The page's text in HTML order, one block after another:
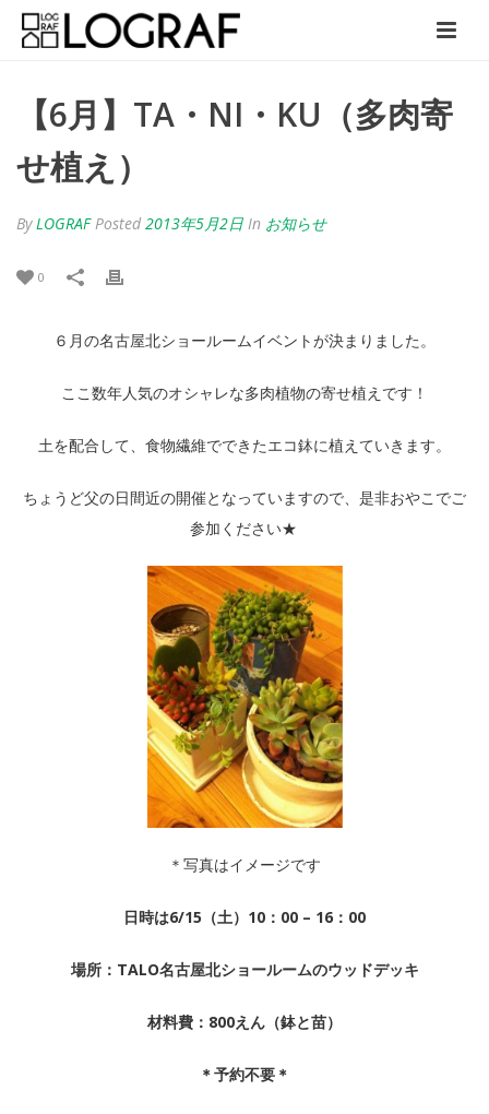
【6月】TA・NI・KU（多肉寄
せ植え）
ByLOGRAF Posted 2013年5月2日 In お知らせ
0
６月の名古屋北ショールームイベントが決まりました。
ここ数年人気のオシャレな多肉植物の寄せ植えです！
土を配合して、食物繊維でできたエコ鉢に植えていきます。
ちょうど父の日間近の開催となっていますので、是非おやこでご
参加ください★
＊写真はイメージです
日時は6/15（土）10：00 – 16：00
場所：TALO名古屋北ショールームのウッドデッキ
材料費：800えん（鉢と苗）
＊予約不要＊